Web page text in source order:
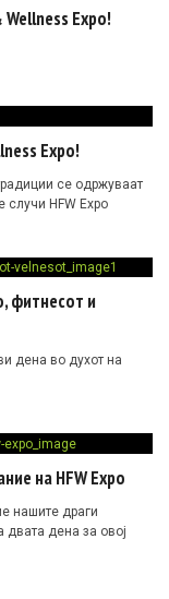
Expo!
Expo!
се одржуваат
случи HFW Expo
фитнесот и
дена во духот на
на HFW Expo
нашите драги
двата дена за овој